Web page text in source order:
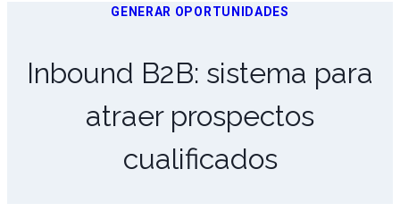
GENERAR OPORTUNIDADES
Inbound B2B: sistema para
atraer prospectos
cualificados